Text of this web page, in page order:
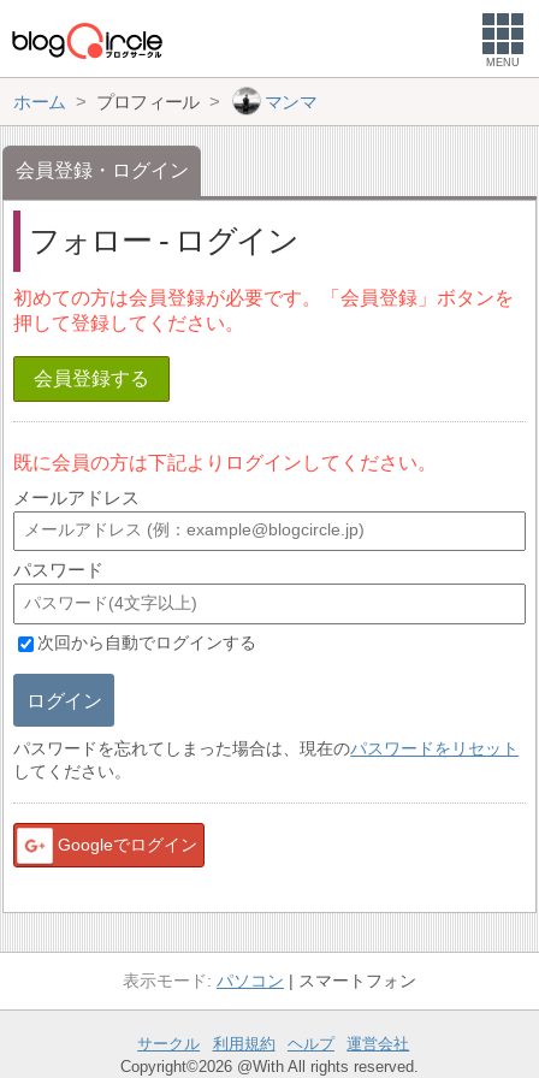
MENU
ホーム プロフィール マンマ
会員登録・ログイン
フォロー - ログイン
初めての方は会員登録が必要です。「会員登録」ボタンを
押して登録してください。
会員登録する
既に会員の方は下記よりログインしてください。
メールアドレス
パスワード
次回から自動でログインする
ログイン
パスワードを忘れてしまった場合は、現在のパスワードをリセット
してください。
Googleでログイン
パソコン スマートフォン
サークル 利用規約 ヘルプ
運営会社
Copyright©2026 @With All rights reserved.